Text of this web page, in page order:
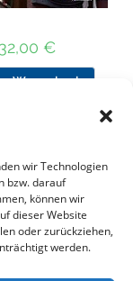
wir Technologien
bzw. darauf
können wir
dieser Website
oder zurückziehen,
werden.
32,00 €
Warenkorb